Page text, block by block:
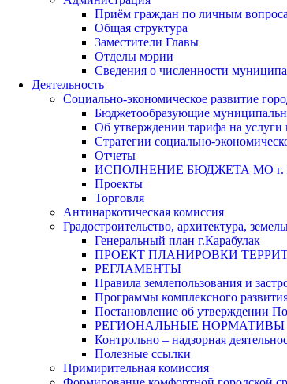
Приём граждан по личным
Общая структура
Заместители Главы
Отделы мэрии
Сведения о численности
Деятельность
Социально-экономическое развитие
Бюджетообразующие
Об утверждении тарифа на
Стратегии социально-
Отчеты
ИСПОЛНЕНИЕ БЮДЖЕТА МО г.
Проекты
Торговля
Антинаркотическая комиссия
Градостроительство, архитектура,
Генеральный план г.Карабулак
ПРОЕКТ ПЛАНИРОВКИ
РЕГЛАМЕНТЫ
Правила землепользования и
Программы комплексного
Постановление об утверждении
РЕГИОНАЛЬНЫЕ НОРМАТИВЫ
Контрольно – надзорная
Полезные ссылки
Примирительная комиссия